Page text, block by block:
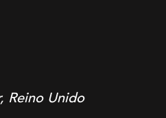
Reino Unido